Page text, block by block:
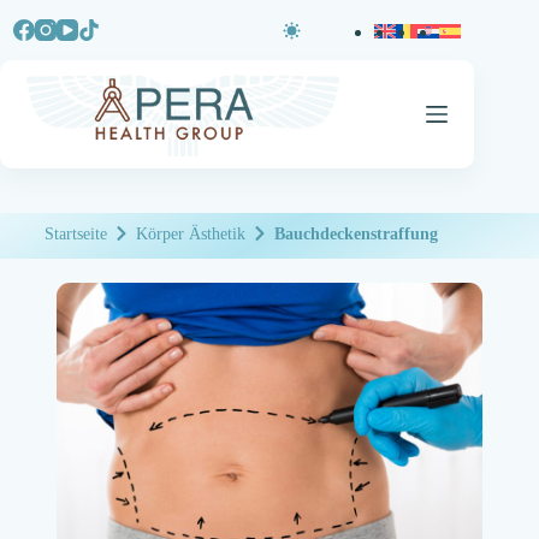
Startseite Körper Ästhetik Bauchdeckenstraffung